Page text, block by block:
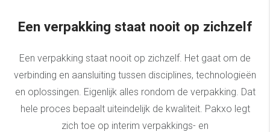
Een verpakking staat nooit op zichzelf
Een verpakking staat nooit op zichzelf. Het gaat om de
verbinding en aansluiting tussen disciplines, technologieën
en oplossingen. Eigenlijk alles rondom de verpakking. Dat
hele proces bepaalt uiteindelijk de kwaliteit. Pakxo legt
zich toe op interim verpakkings- en